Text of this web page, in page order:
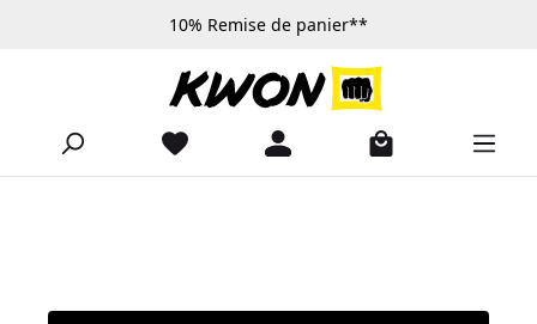
Passer au contenu principal10% Remise de panier**